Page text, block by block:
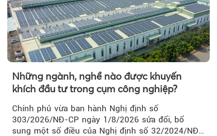
Những ngành, nghề nào được khuyến
khích đầu tư trong cụm công nghiệp?
Chính phủ vừa ban hành Nghị định số
303/2026/NĐ-CP ngày 1/8/2026 sửa đổi, bổ
sung một số điều của Nghị định số 32/2024/NĐ-